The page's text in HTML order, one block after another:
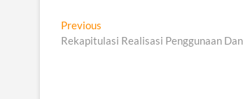
Navigasi
pos
Previous
post:
Rekapitulasi Realisasi Penggunaan